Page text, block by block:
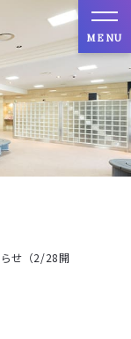
MENU
らせ（2/28開